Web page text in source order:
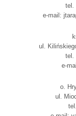
tel.
e-mail:
ul.
tel.
e-
o.
ul.